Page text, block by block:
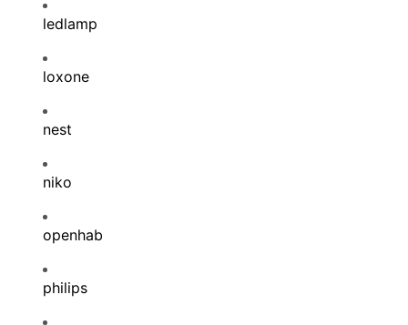
ledlamp
loxone
nest
niko
openhab
philips